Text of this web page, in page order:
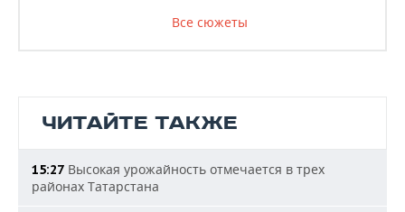
Все сюжеты
ЧИТАЙТЕ ТАКЖЕ
15:27 Высокая урожайность отмечается в трех
районах Татарстана